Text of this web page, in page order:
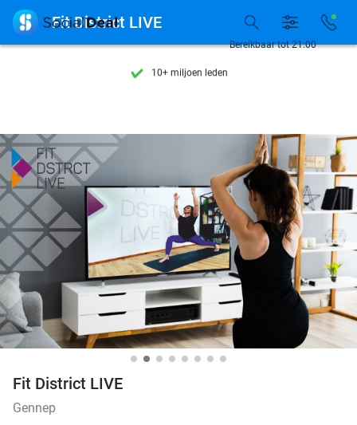
7 dagen per week beschikbaar
10+ miljoen leden
7 dagen per week beschikbaar
10+ miljoen leden
Bereikbaar tot 21:00
 Fit District LIVE
Fit District LIVE
Gennep